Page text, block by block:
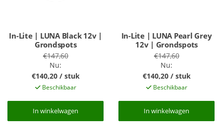
In-Lite | LUNA Black 12v |
Grondspots
€147,60
Nu:
€140,20 / stuk
Beschikbaar
In winkelwagen
In winkelwagen
In-Lite | LUNA Pearl Grey
12v | Grondspots
€147,60
Nu:
€140,20 / stuk
Beschikbaar
In winkelwagen
In winkelwagen